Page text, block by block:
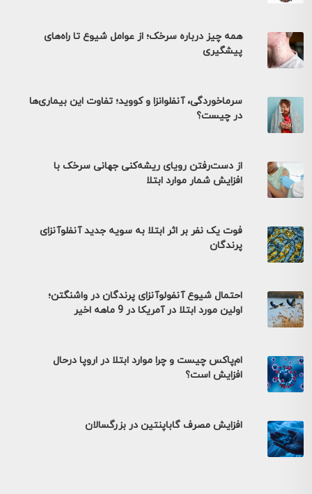
همه چیز درباره سرخک؛ از عوامل شیوع تا راه‌های
پیشگیری
سرماخوردگی، آنفلوانزا و کووید؛ تفاوت این بیماری‌ها
در چیست؟
از دست‌رفتن رویای ریشه‌کنی جهانی سرخک با
افزایش شمار موارد ابتلا
فوت یک نفر بر اثر ابتلا به سویه جدید آنفلوآنزای
پرندگان
احتمال شیوع آنفولوآنزای پرندگان در واشنگتن؛
اولین مورد ابتلا در آمریکا در 9 ماهه اخیر
ام‌پاکس چیست و چرا موارد ابتلا در اروپا درحال
افزایش است؟
افزایش مصرف گاباپنتین در بزرگسالان